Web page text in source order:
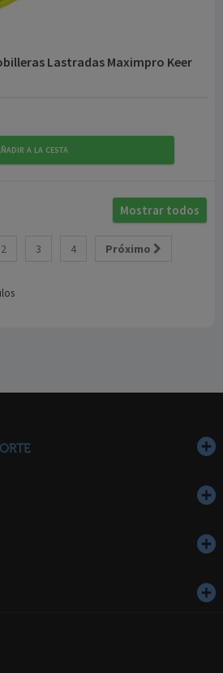
Lastradas Maximpro Keer
a la cesta
Mostrar todos
2 3 4 Próximo